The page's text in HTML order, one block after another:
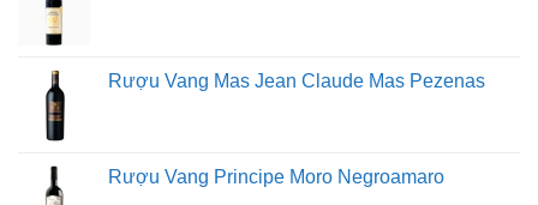
Rượu Vang Mas Jean Claude Mas Pezenas
Rượu Vang Principe Moro Negroamaro